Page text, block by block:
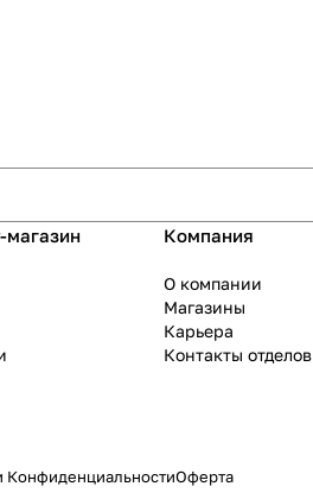
магазин Компания
О компании
Магазины
Карьера
Контакты отделов
КонфиденциальностиОферта
8 800 302-02-51